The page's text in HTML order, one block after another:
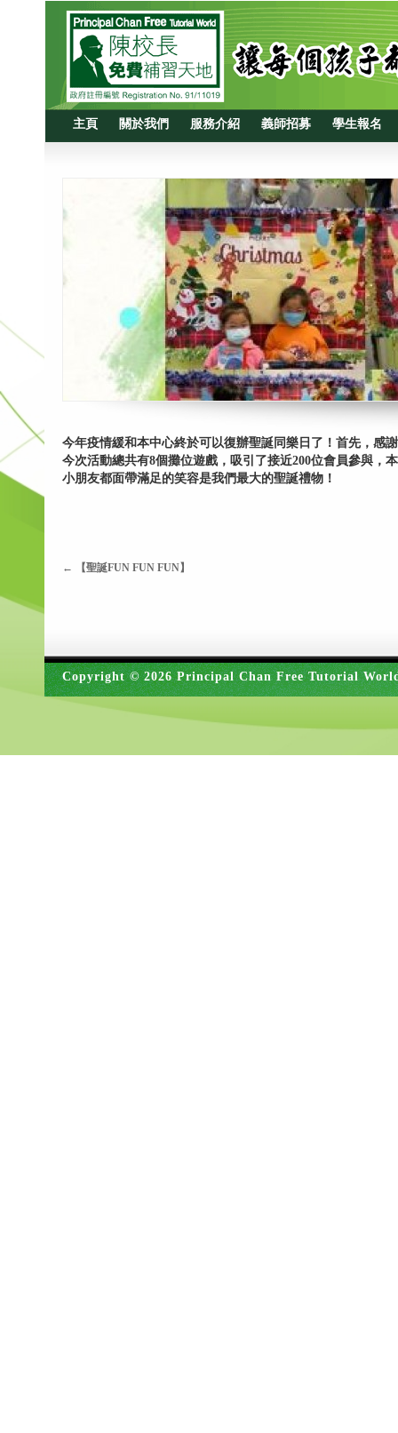
主頁 關於我們 服務介紹 義師招募 學生報名
今年疫情緩和本中心終於可以復辦聖誕同樂日了！首先，感
今次活動總共有8個攤位遊戲，吸引了接近200位會員參與，
小朋友都面帶滿足的笑容是我們最大的聖誕禮物！
← 【聖誕FUN FUN FUN】
Copyright © 2026 Principal Chan Free Tutorial